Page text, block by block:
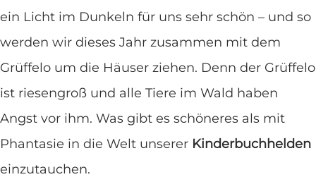
ein Licht im Dunkeln für uns sehr schön – und so
werden wir dieses Jahr zusammen mit dem
Grüffelo um die Häuser ziehen. Denn der Grüffelo
ist riesengroß und alle Tiere im Wald haben
Angst vor ihm. Was gibt es schöneres als mit
Phantasie in die Welt unserer Kinderbuchhelden
einzutauchen.